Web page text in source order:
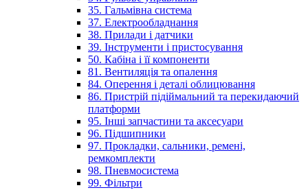
35. Гальмівна система
37. Електрообладнання
38. Прилади і датчики
39. Інструменти і пристосування
50. Кабіна і її компоненти
81. Вентиляція та опалення
84. Оперення і деталі облицювання
86. Пристрій підіймальний та перекидаючий
платформи
95. Інші запчастини та аксесуари
96. Підшипники
97. Прокладки, сальники, ремені,
ремкомплекти
98. Пневмосистема
99. Фільтри